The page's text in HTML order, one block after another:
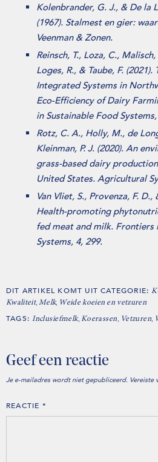
Kolenbrander, G. J., & De la
(1967). Stalmest en gier:
Veenman & Zonen.
Reinsch, T., Loza, C.,
Loges, R., & Taube, F.
Integrated Systems in
Eco-Efficiency of Dairy
in Sustainable Food
Rotz, C. A., Holly, M., de
Kleinman, P. J. (2020). An
grass-based dairy
United States. Agricultural
Van Vliet, S., Provenza, F.
Health-promoting
fed meat and milk. Frontiers
Systems, 4, 299.
DIT ARTIKEL KOMT UIT CATEGORIE:
Kwaliteit, Melk, Weide koeien en vetzuren
TAGS:Inclusiefmelk, Koerassen Vetzuren
Geef een reactie
Je e-mailadres wordt niet gepubliceerd. Vereiste
REACTIE *